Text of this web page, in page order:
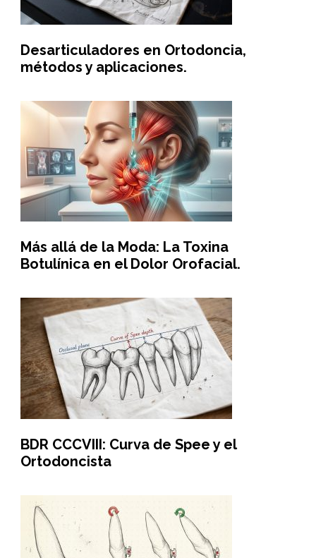
Desarticuladores en Ortodoncia,
métodos y aplicaciones.
Más allá de la Moda: La Toxina
Botulínica en el Dolor Orofacial.
BDR CCCVIII: Curva de Spee y el
Ortodoncista